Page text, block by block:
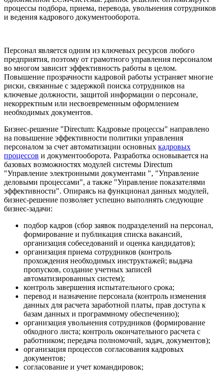
процессы подбора, приема, перевода, увольнения сотрудников
и ведения кадрового документооборота.
Персонал является одним из ключевых ресурсов любого
предприятия, поэтому от грамотного управления персоналом
во многом зависит эффективность работы в целом.
Повышение прозрачности кадровой работы устраняет многие
риски, связанные с задержкой поиска сотрудников на
ключевые должности, защитой информации о персонале,
некорректным или несвоевременным оформлением
необходимых документов.
Бизнес-решение "Directum: Кадровые процессы" направлено
на повышение эффективности политики управления
персоналом за счет автоматизации основных кадровых
процессов и документооборота. Разработка основывается на
базовых возможностях модулей системы Directum
"Управление электронными документами ", "Управление
деловыми процессами", а также "Управление показателями
эффективности". Опираясь на функционал данных модулей,
бизнес-решение позволяет успешно выполнять следующие
бизнес-задачи:
подбор кадров (сбор заявок подразделений на персонал,
формирование и публикация списка вакансий,
организация собеседований и оценка кандидатов);
организация приема сотрудников (контроль
прохождения необходимых инструктажей; выдача
пропусков, создание учетных записей
автоматизированных систем);
контроль завершения испытательного срока;
перевод и назначение персонала (контроль изменения
данных для расчета заработной платы, прав доступа к
базам данных и программному обеспечению);
организация увольнения сотрудников (формирование
обходного листа; контроль окончательного расчета с
работником; передача полномочий, задач, документов);
организация процессов согласования кадровых
документов;
согласование и учет командировок;